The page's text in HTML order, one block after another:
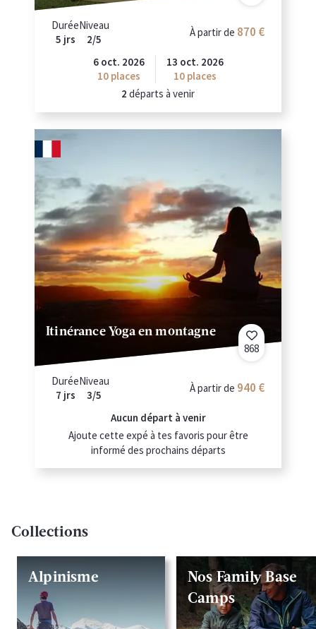
Durée
5 jrs
Niveau
2/5
À partir de 870
6 oct. 2026
10places
13 oct. 2026
10places
2 départs à venir
Itinérance Yoga en montagne
868
Durée
7 jrs
Niveau
3/5
À partir de 940
Aucun départ à venir
Ajoute cette expé à tes favoris pour être
informé des prochains départs
Collections
Alpinisme
Nos Family Base
Camps